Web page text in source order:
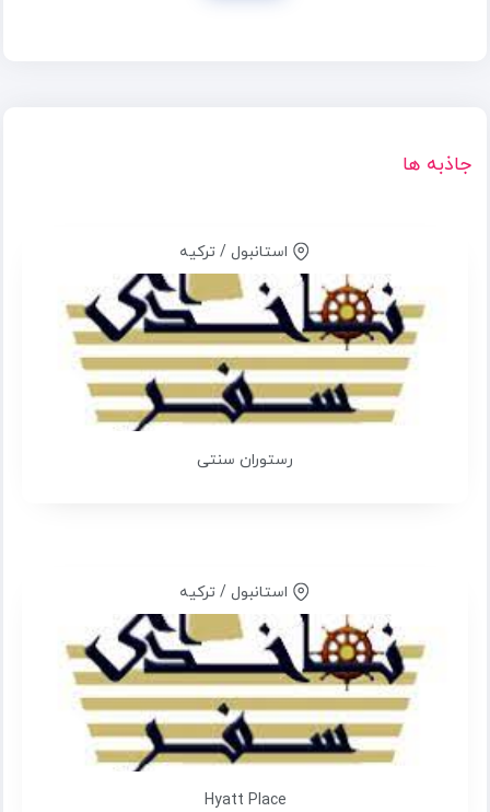
جاذبه ها
استانبول / ترکیه
رستوران سنتی
استانبول / ترکیه
Hyatt Place